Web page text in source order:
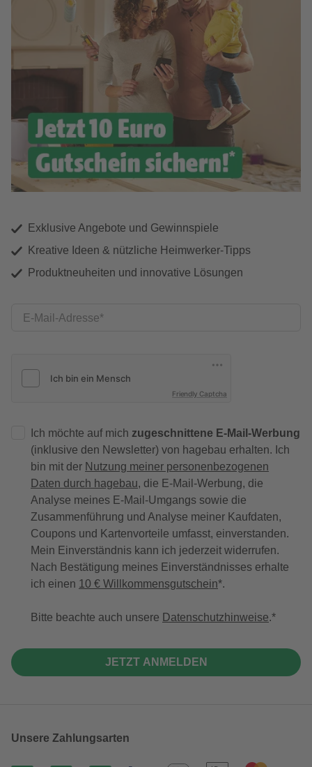
Exklusive Angebote und Gewinnspiele
Kreative Ideen & nützliche Heimwerker-Tipps
Produktneuheiten und innovative Lösungen
E-Mail-Adresse
Friendly Captcha
Ich möchte auf mich zugeschnittene E-Mail-Werbung
(inklusive den Newsletter) von hagebau erhalten. Ich
bin mit der Nutzung meiner personenbezogenen
Daten durch hagebau, die E-Mail-Werbung, die
Analyse meines E-Mail-Umgangs sowie die
Zusammenführung und Analyse meiner Kaufdaten,
Coupons und Kartenvorteile umfasst, einverstanden.
Mein Einverständnis kann ich jederzeit widerrufen.
Nach Bestätigung meines Einverständnisses erhalte
ich einen 10 € Willkommensgutschein*.
Bitte beachte auch unsere Datenschutzhinweise.
JETZT ANMELDEN
Unsere Zahlungsarten